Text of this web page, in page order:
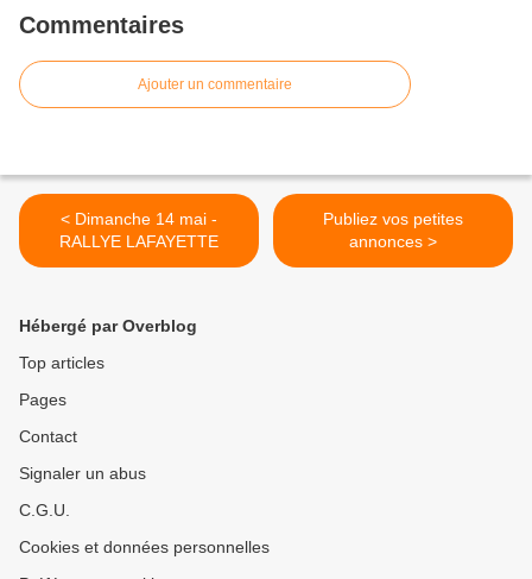
Commentaires
Ajouter un commentaire
< Dimanche 14 mai -
RALLYE LAFAYETTE
Publiez vos petites
annonces >
Hébergé par Overblog
Top articles
Pages
Contact
Signaler un abus
C.G.U.
Cookies et données personnelles